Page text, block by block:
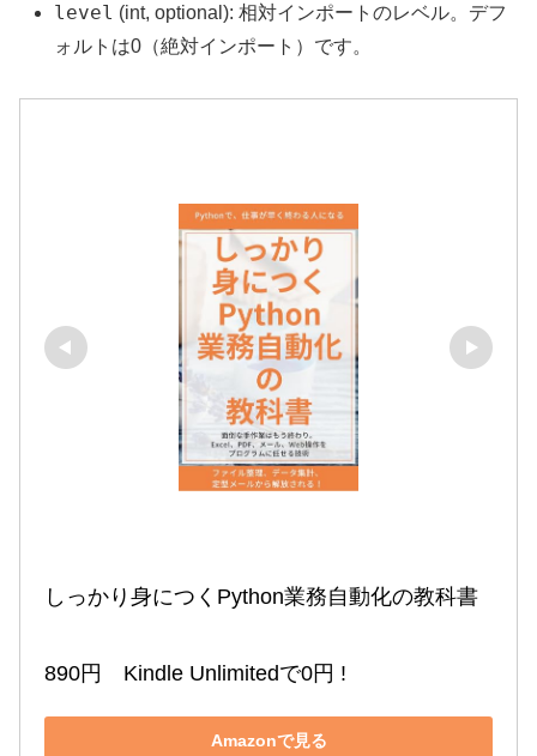
level (int, optional): 相対インポートのレベル。デフ
ォルトは0（絶対インポート）です。
しっかり身につくPython業務自動化の教科書
890円　Kindle Unlimitedで0円 !
Amazonで見る